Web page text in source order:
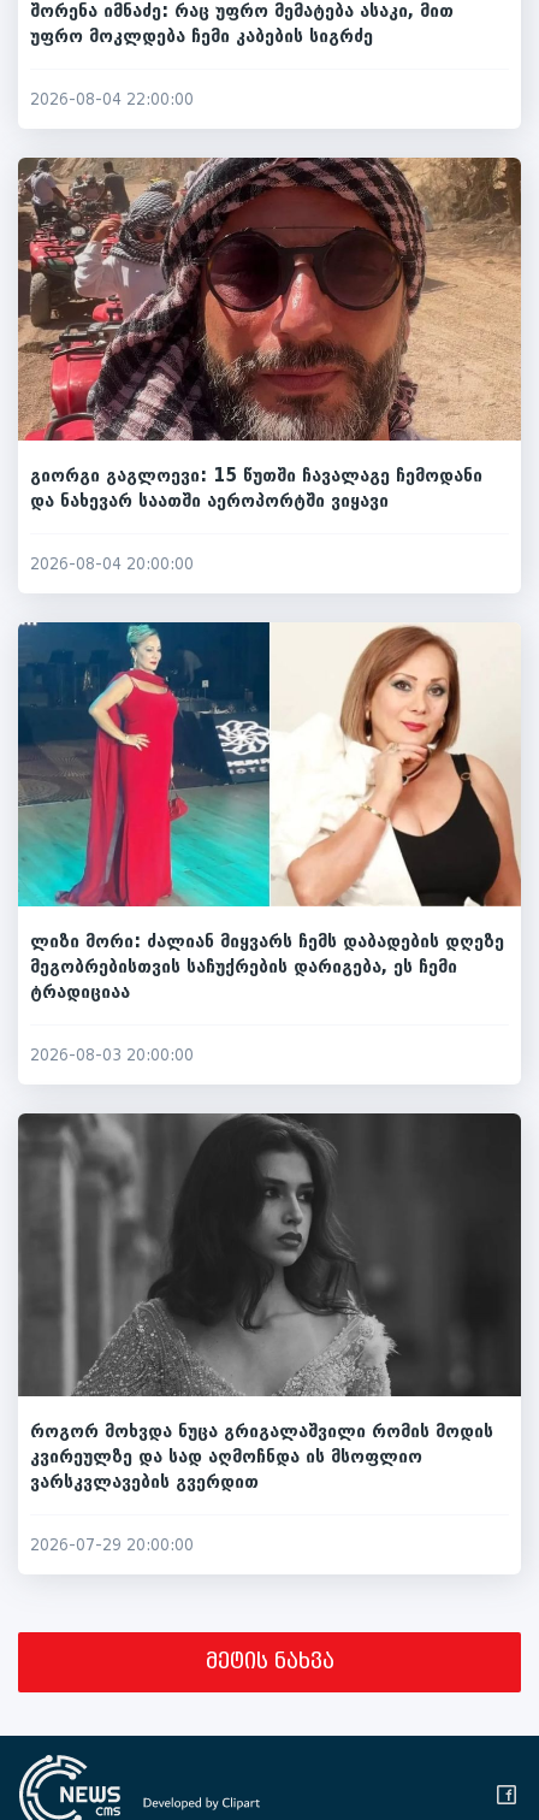
შორენა იმნაძე: რაც უფრო მემატება ასაკი, მით
უფრო მოკლდება ჩემი კაბების სიგრძე
2026-08-04 22:00:00
გიორგი გაგლოევი: 15 წუთში ჩავალაგე ჩემოდანი
და ნახევარ საათში აეროპორტში ვიყავი
2026-08-04 20:00:00
ლიზი მორი: ძალიან მიყვარს ჩემს დაბადების დღეზე
მეგობრებისთვის საჩუქრების დარიგება, ეს ჩემი
ტრადიციაა
2026-08-03 20:00:00
როგორ მოხვდა ნუცა გრიგალაშვილი რომის მოდის
კვირეულზე და სად აღმოჩნდა ის მსოფლიო
ვარსკვლავების გვერდით
2026-07-29 20:00:00
მეტის ნახვა